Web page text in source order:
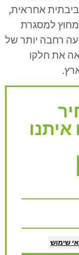
אחראית,
מחוץ למסגרת
רחבה יותר של
את חלקו
שימוש